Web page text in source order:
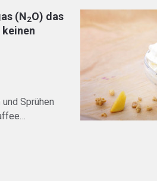
(N2O) das
Sprühen